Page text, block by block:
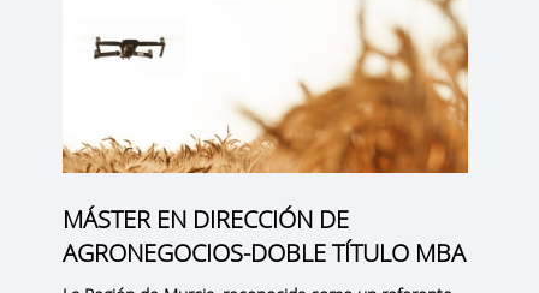
MÁSTER EN DIRECCIÓN DE
AGRONEGOCIOS-DOBLE TÍTULO MBA